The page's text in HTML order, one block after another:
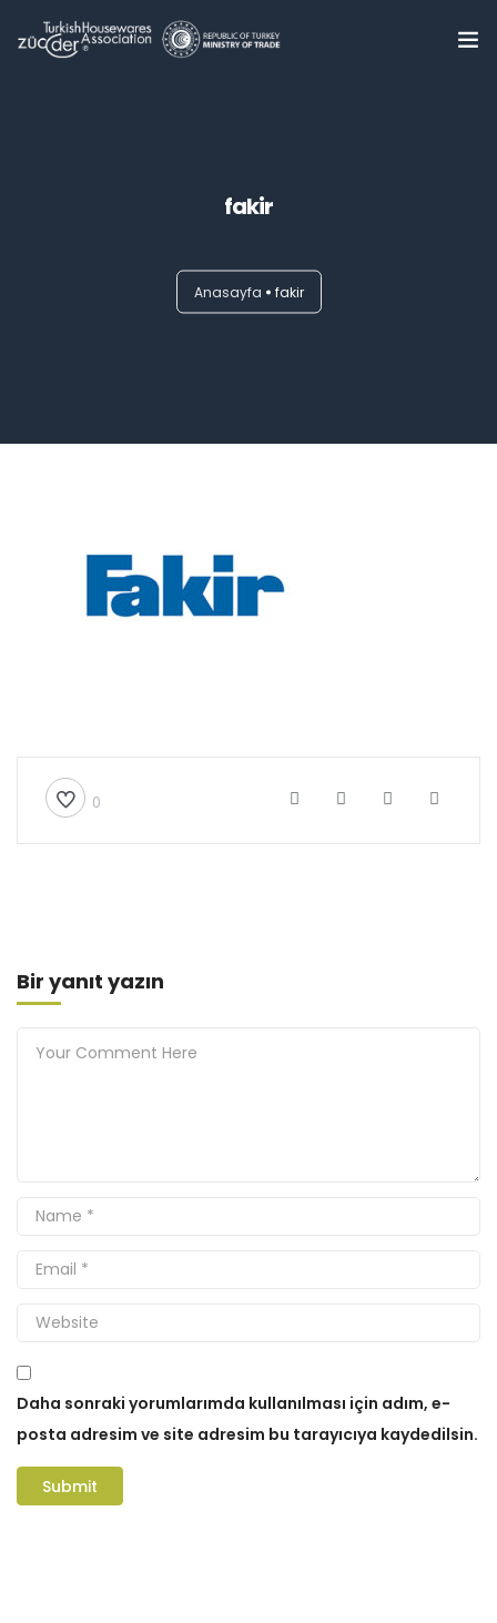
fakir
Anasayfa fakir
0
Bir yanıt yazın
Daha sonraki yorumlarımda kullanılması için adım, e-
posta adresim ve site adresim bu tarayıcıya kaydedilsin.